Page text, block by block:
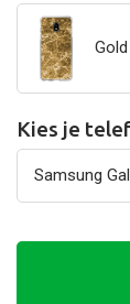
Kies je